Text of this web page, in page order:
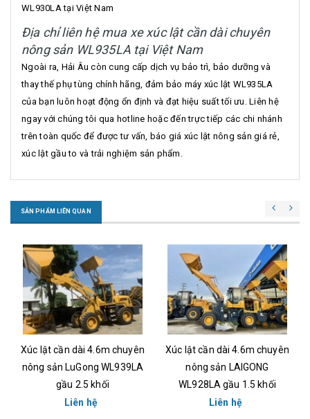
Địa chỉ liên hệ mua xe xúc lật cần dài chuyên
nông sản WL935LA tại Việt Nam
Ngoài ra, Hải Âu còn cung cấp dịch vụ bảo trì, bảo dưỡng và
thay thế phụ tùng chính hãng, đảm bảo máy xúc lật WL935LA
của bạn luôn hoạt động ổn định và đạt hiệu suất tối ưu. Liên hệ
ngay với chúng tôi qua hotline hoặc đến trực tiếp các chi nhánh
trên toàn quốc để được tư vấn, báo giá xúc lật nông sản giá rẻ,
xúc lật gầu to và trải nghiệm sản phẩm.
SẢN PHẨM LIÊN QUAN
Xúc lật cần dài 4.6m chuyên
nông sản LuGong WL939LA
gầu 2.5 khối
Liên hệ
Xúc lật cần dài 4.6m chuyên
nông sản LAIGONG
WL928LA gầu 1.5 khối
Liên hệ